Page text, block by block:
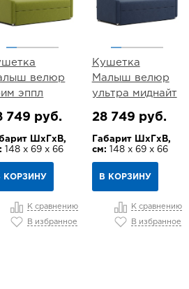
велюр
эппл
749 руб.
ШхГхВ,
148 х 69 х 66
КОРЗИНУ
К сравнению
В избранное
Кушетка
Малыш велюр
ультра миднайт
28 749 руб.
Габарит ШхГхВ,
см: 148 х 69 х 66
В КОРЗИНУ
К сравнению
В избранное